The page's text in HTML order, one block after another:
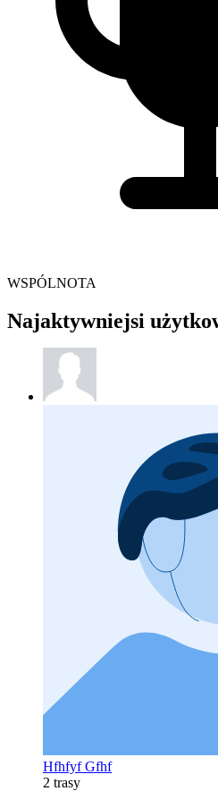
WSPÓLNOTA
Najaktywniejsi
Hfhfyf Gfhf
2 trasy